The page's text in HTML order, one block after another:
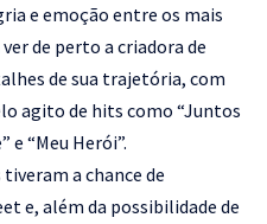
e emoção entre os mais
de perto a criadora de
de sua trajetória, com
agito de hits como “Juntos
e “Meu Herói”.
a chance de
e, além da possibilidade de